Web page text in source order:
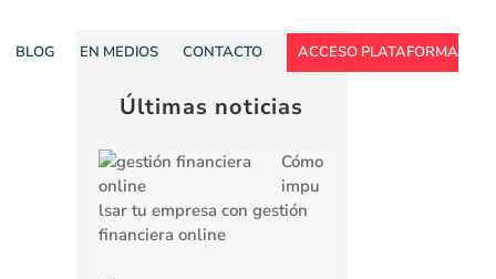
BLOG EN MEDIOS CONTACTO ACCESO PLATAFORMA
Últimas noticias
Cómo
impu
lsar tu empresa con gestión
financiera online